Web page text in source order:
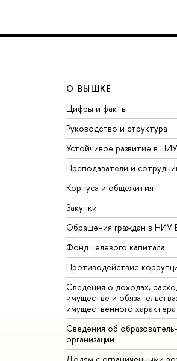
О ВЫШКЕ
Цифры и факты
Руководство и структура
Устойчивое развитие в
Преподаватели и
Корпуса и общежития
Закупки
Обращения граждан в
Фонд целевого капитала
Противодействие
Сведения о доходах,
имуществе и
имущественного характера
Сведения об
организации